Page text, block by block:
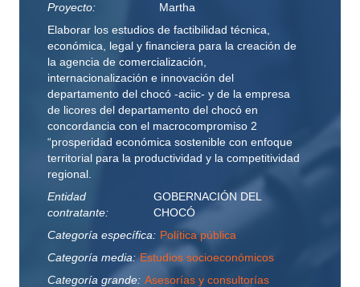
Proyecto:
Martha
Elaborar los estudios de factibilidad técnica,
económica, legal y financiera para la creación de
la agencia de comercialización,
internacionalización e innovación del
departamento del chocó -aciic- y de la empresa
de licores del departamento del chocó en
concordancia con el macrocompromiso 2
“prosperidad económica sostenible con enfoque
territorial para la productividad y la competitividad
regional.
Entidad
contratante:
GOBERNACIÓN DEL
CHOCÓ
Categoría específica: Política pública
Categoría media: Estudios socioeconómicos
Categoría grande: Asesorías y consultorías